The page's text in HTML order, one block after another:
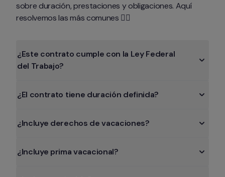
sobre duración, prestaciones y obligaciones. Aquí
resolvemos las más comunes 👇🏻
¿Este contrato cumple con la Ley Federal
del Trabajo?
¿El contrato tiene duración definida?
¿Incluye derechos de vacaciones?
¿Incluye prima vacacional?